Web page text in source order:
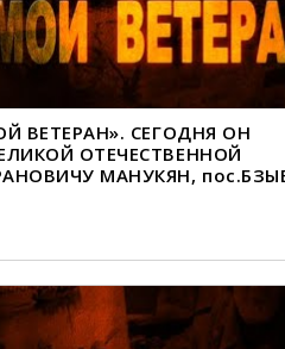
ВЕТЕРАН». СЕГОДНЯ ОН
ОТЕЧЕСТВЕННОЙ
МАНУКЯН,